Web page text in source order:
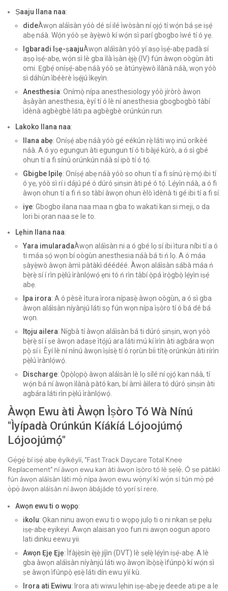
Ṣaaju Ilana naa:
dideÀwọn aláìsàn yóò dé sí ilé ìwòsàn ní ọjọ́ tí wọ́n bá ṣe iṣẹ́
abẹ náà. Wọ́n yóò ṣe àyẹ̀wò kí wọ́n sì parí gbogbo ìwé tí ó yẹ.
Igbaradi Iṣẹ-ṣaajuÀwọn aláìsàn yóò yí aṣọ ìṣẹ́-abẹ padà sí
aṣọ ìṣẹ́-abẹ, wọ́n sì lè gba ìlà ìṣàn ẹ̀jẹ̀ (IV) fún àwọn oògùn àti
omi. Ẹgbẹ́ oníṣẹ́-abẹ náà yóò ṣe àtúnyẹ̀wò ìlànà náà, wọn yóò
sì dáhùn ìbéèrè ìṣẹ́jú ìkẹyìn.
Anesthesia: Onímọ̀ nípa anesthesiology yóò jíròrò àwọn
àṣàyàn anesthesia, èyí tí ó lè ní anesthesia gbogbogbò tàbí
ìdènà agbègbè láti pa agbègbè orúnkún run.
Lakoko Ilana naa:
Ilana abẹ: Oníṣẹ́ abẹ náà yóò gé eékún rẹ̀ láti wọ inú oríkèé
náà. A ó yọ egungun àti egungun tí ó ti bàjẹ́ kúrò, a ó sì gbé
ohun tí a fi sínú orúnkún náà sí ipò tí ó tọ́.
Gbigbe Ipilẹ: Oníṣẹ́ abẹ náà yóò so ohun tí a fi sínú rẹ̀ mọ́ ibi tí
ó yẹ, yóò sì rí i dájú pé ó dúró ṣinṣin àti pé ó tọ́. Lẹ́yìn náà, a ó fi
àwọn ohun tí a fi ń so tàbí àwọn ohun èlò ìdènà ti gé ibi tí a fi sí.
iye: Gbogbo ilana naa maa n gba to wakati kan si meji, o da
lori bi ọran naa se le to.
Lẹhin Ilana naa:
Yara imularadaÀwọn aláìsàn ni a ó gbé lọ sí ibi ìtura níbi tí a ó
ti máa ṣọ́ wọn bí oògùn anesthesia náà bá ti ń lọ. A ó máa
ṣàyẹ̀wò àwọn àmì pàtàkì déédéé. Àwọn aláìsàn sábà máa ń
bẹ̀rẹ̀ sí í rìn pẹ̀lú ìrànlọ́wọ́ ẹni tó ń rìn tàbí ọ̀pá ìrọ̀gbọ̀ lẹ́yìn iṣẹ́
abẹ.
Ipa irora: A ó pèsè ìtura ìrora nípasẹ̀ àwọn oògùn, a ó sì gba
àwọn aláìsàn níyànjú láti sọ fún wọn nípa ìṣòro tí ó bá dé bá
wọn.
Itọju ailera: Nígbà tí àwọn aláìsàn bá ti dúró ṣinṣin, wọn yóò
bẹ̀rẹ̀ sí í ṣe àwọn adaṣe ìtọ́jú ara láti mú kí ìrìn àti agbára wọn
pọ̀ sí i. Èyí lè ní nínú àwọn ìṣísẹ̀ tí ó rọrùn bíi títẹ̀ orúnkún àti rírìn
pẹ̀lú ìrànlọ́wọ́.
Discharge: Ọ̀pọ̀lọpọ̀ àwọn aláìsàn lè lọ sílé ní ọjọ́ kan náà, tí
wọ́n bá ní àwọn ìlànà pàtó kan, bí àmì àìlera tó dúró ṣinṣin àti
agbára láti rìn pẹ̀lú ìrànlọ́wọ́.
Àwọn Ewu àti Àwọn Ìṣòro Tó Wà Nínú
"Ìyípadà Orúnkún Kíákíá Lójoojúmọ́
Lójoojúmọ́"
Gẹ́gẹ́ bí iṣẹ́ abẹ èyíkéyìí, "Fast Track Daycare Total Knee
Replacement" ní àwọn ewu kan àti àwọn ìṣòro tó lè ṣẹlẹ̀. Ó ṣe pàtàkì
fún àwọn aláìsàn láti mọ̀ nípa àwọn ewu wọ̀nyí kí wọ́n sì tún mọ̀ pé
ọ̀pọ̀ àwọn aláìsàn ní àwọn àbájáde tó yọrí sí rere.
Awọn ewu ti o wọpọ:
ikolu: Ọkan ninu awọn ewu ti o wọpọ julọ ti o ni nkan ṣe pẹlu
iṣẹ-abẹ eyikeyi. Awọn alaisan yoo fun ni awọn oogun aporo
lati dinku eewu yii.
Awọn Ẹjẹ Ẹjẹ: Ìfàjẹ̀sín ẹ̀jẹ̀ jíjìn (DVT) lè ṣẹlẹ̀ lẹ́yìn iṣẹ́-abẹ. A lè
gba àwọn aláìsàn níyànjú láti wọ àwọn ìbọ̀sẹ̀ ìfúnpọ̀ kí wọ́n sì
ṣe àwọn ìfúnpọ̀ ẹsẹ̀ láti dín ewu yìí kù.
Irora ati Ewiwu: Irora ati wiwu lẹhin iṣẹ-abẹ jẹ deede ati pe a le